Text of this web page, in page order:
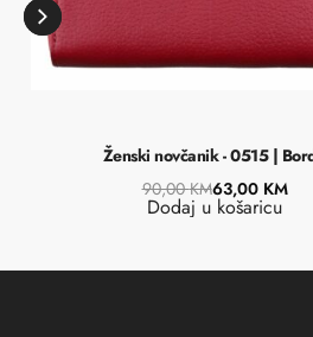
Ženski novčanik - 0515 |
90,00KM63,00 KM
Dodaj u košaricu